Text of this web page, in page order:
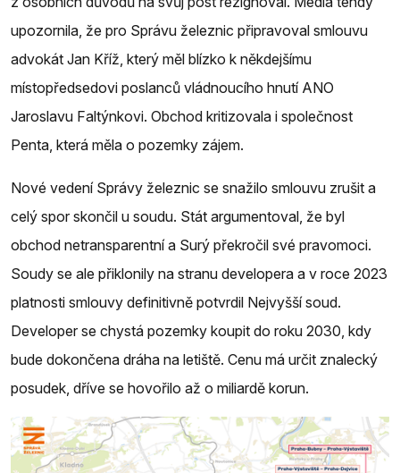
upozornila, že pro Správu železnic připravoval smlouvu
advokát Jan Kříž, který měl blízko k někdejšímu
místopředsedovi poslanců vládnoucího hnutí ANO
Jaroslavu Faltýnkovi. Obchod kritizovala i společnost
Penta, která měla o pozemky zájem.
Nové vedení Správy železnic se snažilo smlouvu zrušit a
celý spor skončil u soudu. Stát argumentoval, že byl
obchod netransparentní a Surý překročil své pravomoci.
Soudy se ale přiklonily na stranu developera a v roce 2023
platnosti smlouvy definitivně potvrdil Nejvyšší soud.
Developer se chystá pozemky koupit do roku 2030, kdy
bude dokončena dráha na letiště. Cenu má určit znalecký
posudek, dříve se hovořilo až o miliardě korun.